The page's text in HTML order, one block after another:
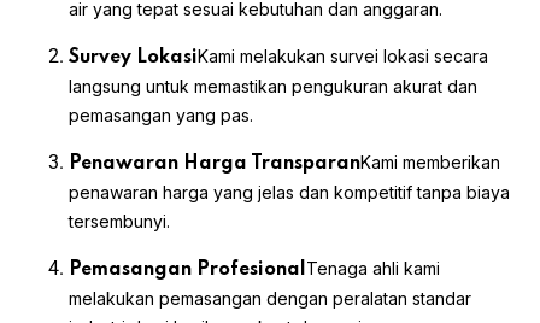
air yang tepat sesuai kebutuhan dan anggaran.
Survey LokasiKami melakukan survei lokasi secara
langsung untuk memastikan pengukuran akurat dan
pemasangan yang pas.
Penawaran Harga TransparanKami memberikan
penawaran harga yang jelas dan kompetitif tanpa biaya
tersembunyi.
Pemasangan ProfesionalTenaga ahli kami
melakukan pemasangan dengan peralatan standar